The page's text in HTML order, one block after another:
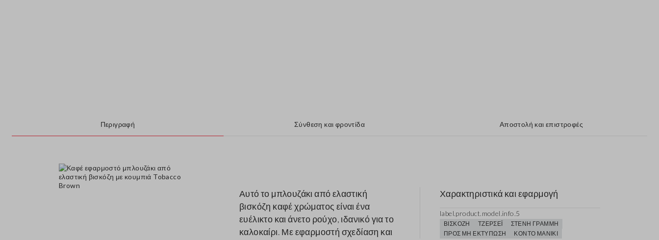
Περιγραφή Σύνθεση και φροντίδα Αποστολή και επιστροφές
Αυτό το μπλουζάκι από ελαστική
βισκόζη καφέ χρώματος είναι ένα
ευέλικτο και άνετο ρούχο, ιδανικό για το
καλοκαίρι. Με εφαρμοστή σχεδίαση και
Χαρακτηριστικά και εφαρμογή
label.product.model.info.5
ΒΙΣΚΌΖΗ ΤΖΈΡΣΕΪ
ΣΤΕΝΉ ΓΡΑΜΜΉ
ΠΡΟΣ ΜΗ ΕΚΤΎΠΩΣΗ
ΚΟΝΤΌ ΜΑΝΊΚΙ